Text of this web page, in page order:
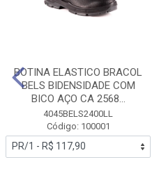
BOTINA ELASTICO BRACOL
BELS BIDENSIDADE COM
BICO AÇO CA 2568...
4045BELS2400LL
Código: 100001